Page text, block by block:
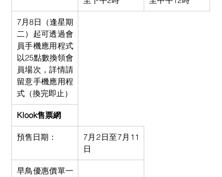
7月8日（逢星期
二）起可透過會
員手機應用程式
以25點數換領會
員場次，詳情請
留意手機應用程
式（換完即止）
Klook售票網
預售日期：
7月2日至7月11
日
早鳥優惠價單一